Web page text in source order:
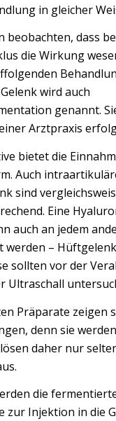
in gleicher
beobachten, dass
die Wirkung
wird auch
genannt.
Arztpraxis
bietet die
Auch
sind
Eine
auch an jedem
werden –
sollten vor der
Ultraschall
Präparate zeigen
denn sie
daher nur
die
zur Injektion in die